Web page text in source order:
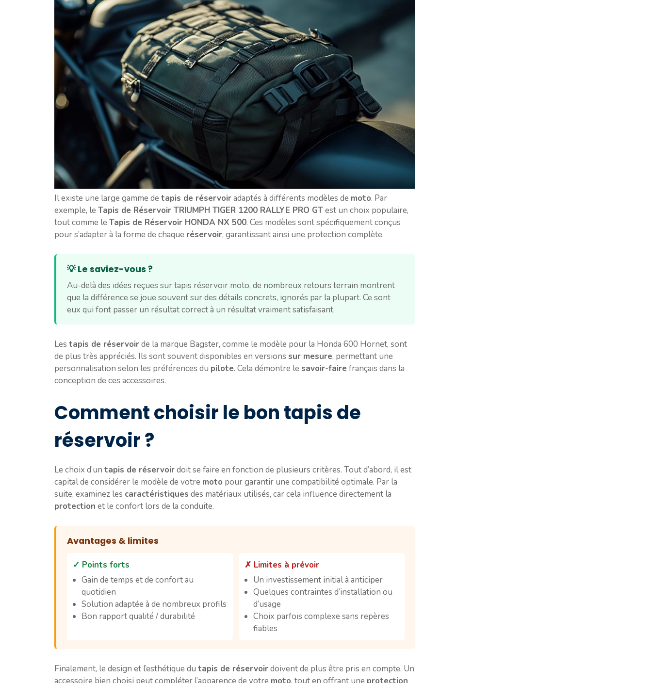
Il existe une large gamme de tapis de réservoiradaptés à différents modèles de moto. Par
exemple, le Tapis de Réservoir TRIUMPH TIGER 1200 RALLYE PRO GTest un choix populaire,
tout comme le Tapis de Réservoir HONDA NX 500. Ces modèles sont spécifiquement conçus
pour s’adapter à la forme de chaque réservoir, garantissant ainsi une protection complète.
💡 Le saviez-vous ?
Au-delà des idées reçues sur tapis réservoir moto, de nombreux retours terrain montrent
que la différence se joue souvent sur des détails concrets, ignorés par la plupart. Ce sont
eux qui font passer un résultat correct à un résultat vraiment satisfaisant.
Les tapis de réservoirde la marque Bagster, comme le modèle pour la Honda 600 Hornet, sont
de plus très appréciés. Ils sont souvent disponibles en versions sur mesure, permettant une
personnalisation selon les préférences du pilote. Cela démontre le savoir-faire français dans la
conception de ces accessoires.
Comment choisir le bon tapis de
réservoir ?
Le choix d’un tapis de réservoirdoit se faire en fonction de plusieurs critères. Tout d’abord, il est
capital de considérer le modèle de votre moto pour garantir une compatibilité optimale. Par la
suite, examinez les caractéristiques des matériaux utilisés, car cela influence directement la
protection et le confort lors de la conduite.
Avantages & limites
✓ Points forts
Gain de temps et de confort au
quotidien
Solution adaptée à de nombreux profils
Bon rapport qualité / durabilité
✗ Limites à prévoir
Un investissement initial à anticiper
Quelques contraintes d’installation ou
d’usage
Choix parfois complexe sans repères
fiables
Finalement, le design et l’esthétique du tapis de réservoirdoivent de plus être pris en compte. Un